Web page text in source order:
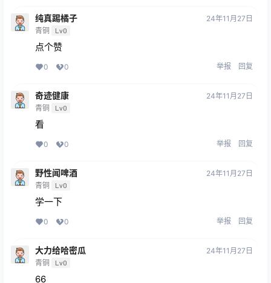
纯真踢橘子
青铜 Lv0
24年11月27日
点个赞
0 0 举报 回复
奇迹健康
青铜 Lv0
24年11月27日
看
0 0 举报 回复
野性闻啤酒
青铜 Lv0
24年11月27日
学一下
0 0 举报 回复
大力给哈密瓜
青铜 Lv0
24年11月27日
66